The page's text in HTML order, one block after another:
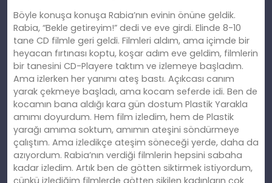
Böyle konuşa konuşa Rabia’nın evinin önüne geldik.
Rabia, “Bekle getireyim!” dedi ve eve girdi. Elinde 8-10
tane CD filmle geri geldi. Filmleri aldım, ama içimde bir
heyacan fırtınası koptu, koşar adım eve geldim, filmlerin
bir tanesini CD-Playere taktım ve izlemeye başladım.
Ama izlerken her yanımı ateş bastı. Açıkcası canım
yarak çekmeye başladı, ama kocam seferde idi. Ben de
kocamın bana aldığı kara gün dostum Plastik Yarakla
amımı doyurdum. Hem film izledim, hem de Plastik
yarağı amıma soktum, amımın ateşini söndürmeye
çalıştım. Ama izledikçe ateşim söneceği yerde, daha da
azıyordum. Rabia’nın verdiği filmlerin hepsini sabaha
kadar izledim. Artık ben de götten siktirmek istiyordum,